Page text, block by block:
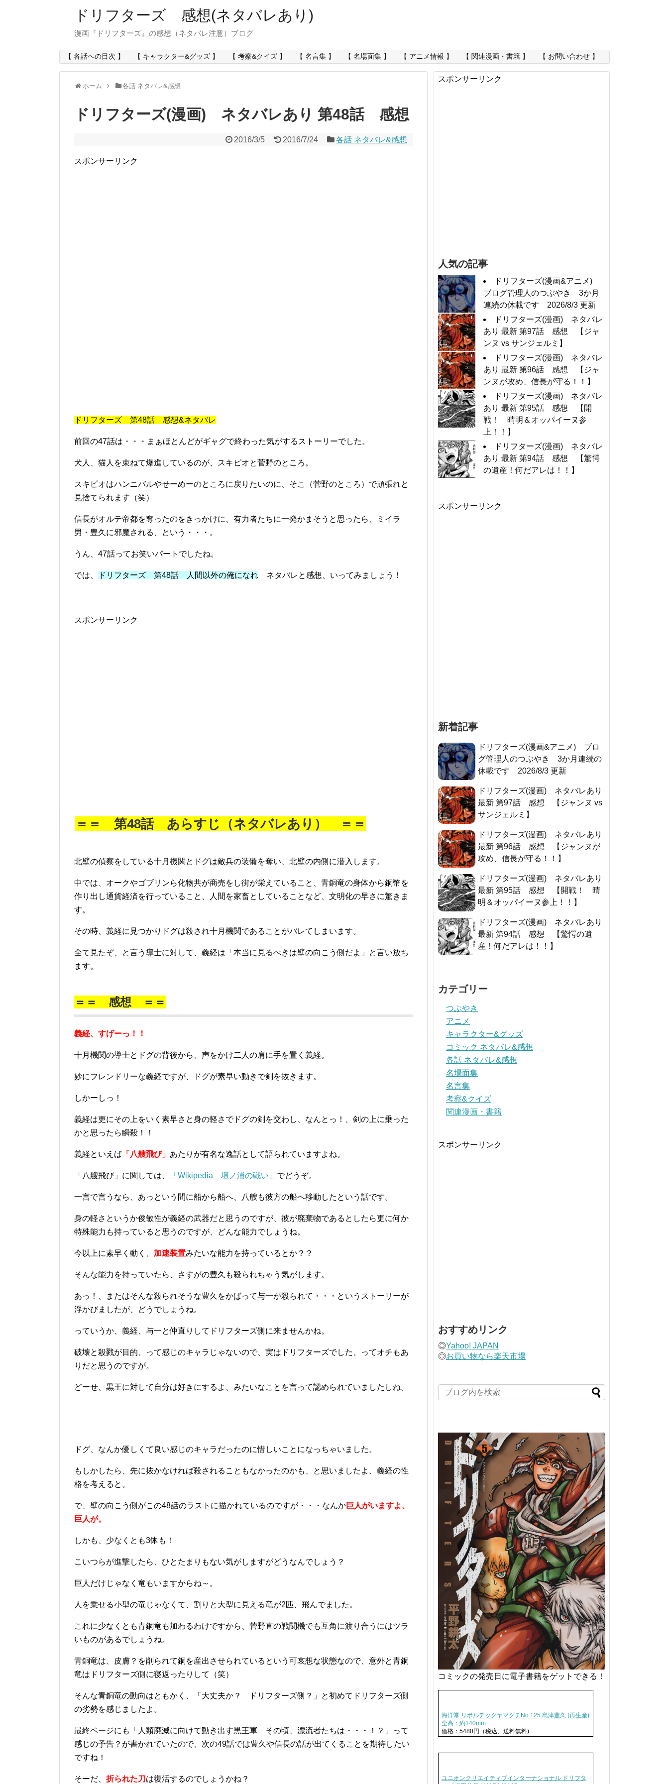
ドリフターズ 感想(ネタバレあり)
漫画『ドリフターズ』の感想（ネタバレ注意）ブログ
【 各話への目次 】 【 キャラクター&グッズ 】 【 考察&クイズ 】 【 名言集 】 【 名場面集 】 【 アニメ情報 】 【 関連漫画・書籍 】 【 お問い合わせ 】
ホーム 各話 ネタバレ&感想
ドリフターズ(漫画) ネタバレあり 第48話 感想
2016/3/5 2016/7/24 各話 ネタバレ&感想
スポンサーリンク
ドリフターズ 第48話 感想&ネタバレ
前回の47話は・・・まぁほとんどがギャグで終わった気がするストーリーでした。
犬人、猫人を束ねて爆進しているのが、スキピオと菅野のところ。
スキピオはハンニバルやせーめーのところに戻りたいのに、そこ（菅野のところ）で頑張れと
見捨てられます（笑）
信長がオルテ帝都を奪ったのをきっかけに、有力者たちに一発かまそうと思ったら、ミイラ
男・豊久に邪魔される、という・・・。
うん、47話ってお笑いパートでしたね。
では、 ドリフターズ 第48話 人間以外の俺になれ ネタバレと感想、いってみましょう！
スポンサーリンク
＝＝ 第48話 あらすじ（ネタバレあり） ＝＝
北壁の偵察をしている十月機関とドグは敵兵の装備を奪い、北壁の内側に潜入します。
中では、オークやゴブリンら化物共が商売をし街が栄えていること、青銅竜の身体から銅幣を
作り出し通貨経済を行っていること、人間を家畜としていることなど、文明化の早さに驚きま
す。
その時、義経に見つかりドグは殺され十月機関であることがバレてしまいます。
全て見たぞ、と言う導士に対して、義経は「本当に見るべきは壁の向こう側だよ」と言い放ち
ます。
＝＝ 感想 ＝＝
義経、すげーっ！！
十月機関の導士とドグの背後から、声をかけ二人の肩に手を置く義経。
妙にフレンドリーな義経ですが、ドグが素早い動きで剣を抜きます。
しかーしっ！
義経は更にその上をいく素早さと身の軽さでドグの剣を交わし、なんとっ！、剣の上に乗った
かと思ったら瞬殺！！
義経といえば 「八艘飛び」 あたりが有名な逸話として語られていますよね。
「八艘飛び」に関しては、 「Wikipedia 壇ノ浦の戦い」 でどうぞ。
一言で言うなら、あっという間に船から船へ、八艘も彼方の船へ移動したという話です。
身の軽さというか俊敏性が義経の武器だと思うのですが、彼が廃棄物であるとしたら更に何か
特殊能力も持っていると思うのですが、どんな能力でしょうね。
今以上に素早く動く、 加速装置みたいな能力を持っているとか？？
そんな能力を持っていたら、さすがの豊久も殺られちゃう気がします。
あっ！、またはそんな殺られそうな豊久をかばって与一が殺られて・・・というストーリーが
浮かびましたが、どうでしょうね。
っていうか、義経、与一と仲直りしてドリフターズ側に来ませんかね。
破壊と殺戮が目的、って感じのキャラじゃないので、実はドリフターズでした、ってオチもあ
りだと思うのですが。
どーせ、黒王に対して自分は好きにするよ、みたいなことを言って認められていましたしね。
ドグ、なんか優しくて良い感じのキャラだったのに惜しいことになっちゃいました。
もしかしたら、先に抜かなければ殺されることもなかったのかも、と思いましたよ、義経の性
格を考えると。
で、壁の向こう側がこの48話のラストに描かれているのですが・・・なんか巨人がいますよ、
巨人が。
しかも、少なくとも3体も！
こいつらが進撃したら、ひとたまりもない気がしますがどうなんでしょう？
巨人だけじゃなく竜もいますからね～。
人を乗せる小型の竜じゃなくて、割りと大型に見える竜が2匹、飛んでました。
これに少なくとも青銅竜も加わるわけですから、菅野直の戦闘機でも互角に渡り合うにはツラ
いものがあるでしょうね。
青銅竜は、皮膚？を削られて銅を産出させられているという可哀想な状態なので、意外と青銅
竜はドリフターズ側に寝返ったりして（笑）
そんな青銅竜の動向はともかく、「大丈夫か？ ドリフターズ側？」と初めてドリフターズ側
の劣勢を感じましたよ。
最終ページにも「人類廃滅に向けて動き出す黒王軍 その頃、漂流者たちは・・・！？」って
感じの予告？が書かれていたので、次の49話では豊久や信長の話が出てくることを期待したい
ですね！
そーだ、 折られた刀 は復活するのでしょうかね？
スポンサーリンク
人気の記事
ドリフターズ(漫画&アニメ)
ブログ管理人のつぶやき 3か月
連続の休載です 2026/8/3 更新
ドリフターズ(漫画) ネタバレ
あり 最新 第97話 感想 【ジャ
ンヌ vs サンジェルミ】
ドリフターズ(漫画) ネタバレ
あり 最新 第96話 感想 【ジャ
ンヌが攻め、信長が守る！！】
ドリフターズ(漫画) ネタバレ
あり 最新 第95話 感想 【開
戦！ 晴明＆オッパイーヌ参
上！！】
ドリフターズ(漫画) ネタバレ
あり 最新 第94話 感想 【驚愕
の遺産！何だアレは！！】
スポンサーリンク
新着記事
ドリフターズ(漫画&アニメ) ブロ
グ管理人のつぶやき 3か月連続の
休載です 2026/8/3 更新
ドリフターズ(漫画) ネタバレあり
最新 第97話 感想 【ジャンヌ vs
サンジェルミ】
ドリフターズ(漫画) ネタバレあり
最新 第96話 感想 【ジャンヌが
攻め、信長が守る！！】
ドリフターズ(漫画) ネタバレあり
最新 第95話 感想 【開戦！ 晴
明＆オッパイーヌ参上！！】
ドリフターズ(漫画) ネタバレあり
最新 第94話 感想 【驚愕の遺
産！何だアレは！！】
カテゴリー
つぶやき
アニメ
キャラクター&グッズ
コミック ネタバレ&感想
各話 ネタバレ&感想
名場面集
名言集
考察&クイズ
関連漫画・書籍
スポンサーリンク
おすすめリンク
◎Yahoo! JAPAN
◎お買い物なら楽天市場
コミックの発売日に電子書籍をゲットできる！
海洋堂 リボルテックヤマグチNo.125 島津豊久 (再生産)
全高：約140mm
価格：5480円（税込、送料無料)
ユニオンクリエイティブインターナショナル ドリフタ